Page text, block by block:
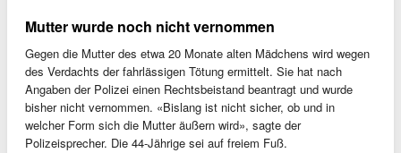
Mutter wurde noch nicht vernommen
Gegen die Mutter des etwa 20 Monate alten Mädchens wird wegen
des Verdachts der fahrlässigen Tötung ermittelt. Sie hat nach
Angaben der Polizei einen Rechtsbeistand beantragt und wurde
bisher nicht vernommen. «Bislang ist nicht sicher, ob und in
welcher Form sich die Mutter äußern wird», sagte der
Polizeisprecher. Die 44-Jährige sei auf freiem Fuß.